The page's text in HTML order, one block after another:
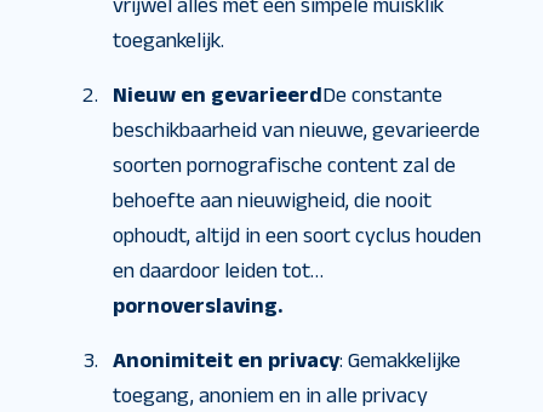
toegankelijk.
Nieuw en gevarieerdDe constante
beschikbaarheid van nieuwe, gevarieerde
soorten pornografische content zal de
behoefte aan nieuwigheid, die nooit
ophoudt, altijd in een soort cyclus houden
en daardoor leiden tot…
pornoverslaving.
Anonimiteit en privacy: Gemakkelijke
toegang, anoniem en in alle privacy